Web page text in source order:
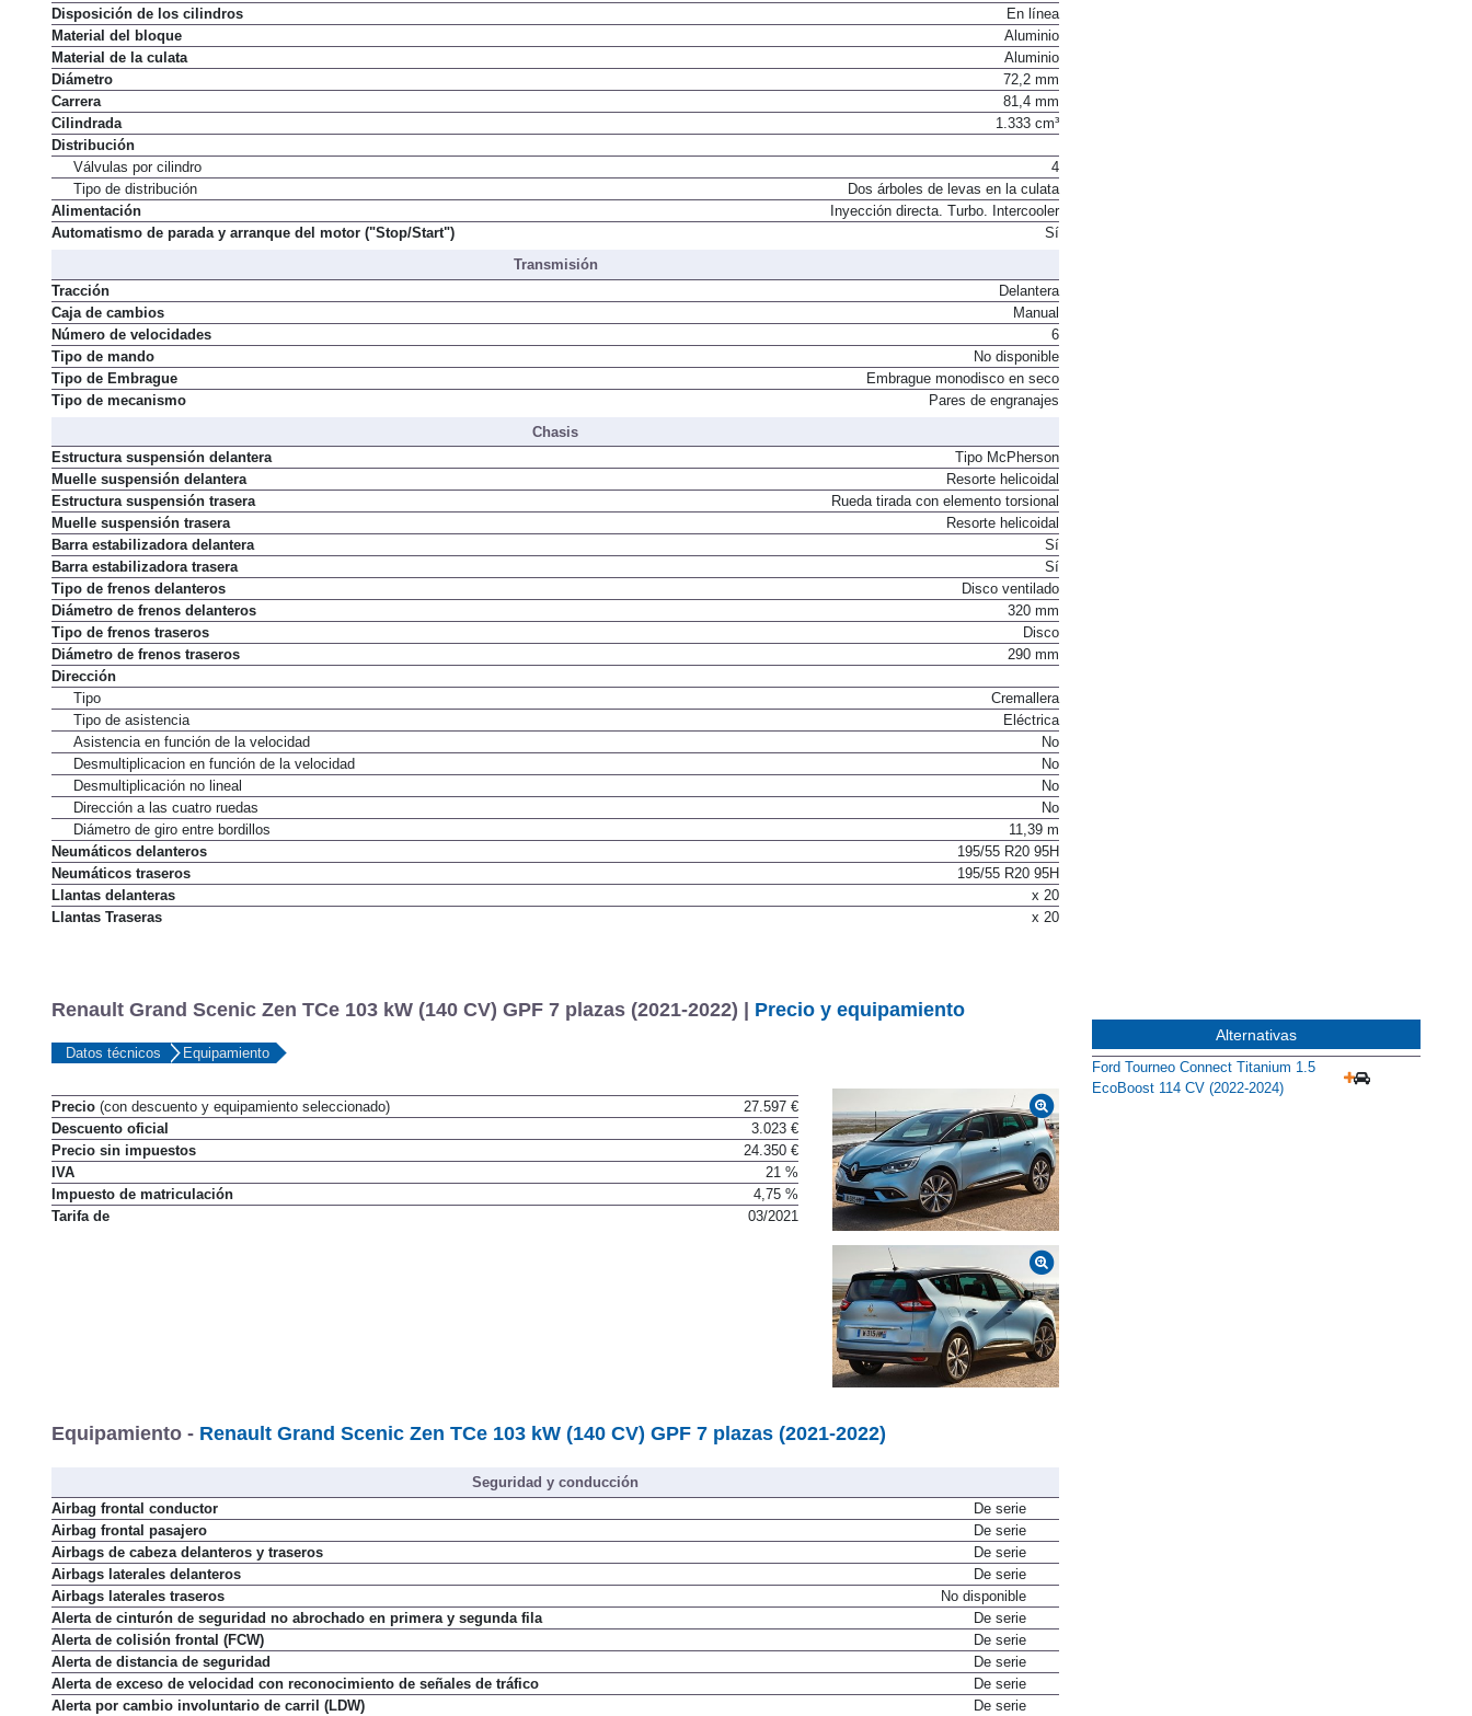
Número de cilindros
4
Disposición de los cilindros
En línea
Material del bloque
Aluminio
Material de la culata
Aluminio
Diámetro
72,2 mm
Carrera
81,4 mm
Cilindrada
Distribución
Válvulas por cilindro
4
Tipo de distribución
Dos árboles de levas en la culata
Alimentación
Inyección directa. Turbo. Intercooler
Transmisión
Tracción
Delantera
Caja de cambios
Manual
Número de velocidades
6
Tipo de mando
No disponible
Tipo de Embrague
Embrague monodisco en seco
Chasis
Estructura suspensión delantera
Tipo McPherson
Muelle suspensión delantera
Resorte helicoidal
Estructura suspensión trasera
Rueda tirada con elemento torsional
Muelle suspensión trasera
Resorte helicoidal
Barra estabilizadora delantera
Sí
Barra estabilizadora trasera
Sí
Tipo de frenos delanteros
Disco ventilado
Diámetro de frenos delanteros
320 mm
Tipo de frenos traseros
Disco
Diámetro de frenos traseros
Dirección
Tipo
Cremallera
Tipo de asistencia
Eléctrica
Asistencia en función de la velocidad
No
Desmultiplicacion en función de la velocidad
No
Desmultiplicación no lineal
No
Dirección a las cuatro ruedas
No
Diámetro de giro entre bordillos
11,39 m
Neumáticos delanteros
195/55 R20 95H
Neumáticos traseros
195/55 R20 95H
Llantas delanteras
x 20
Renault Grand Scenic Zen TCe 103 kW (140 CV) GPF 7 plazas (2021-2022) | Precio y equipamiento
Precio(con descuento y equipamiento seleccionado)
27.597 €
Descuento oficial
3.023 €
Precio sin impuestos
24.350 €
IVA
21 %
Impuesto de matriculación
4,75 %
Equipamiento - Renault Grand Scenic Zen TCe 103 kW (140 CV) GPF 7 plazas (2021-2022)
Seguridad y conducción
Airbag frontal conductor
De serie
Airbag frontal pasajero
De serie
Airbags de cabeza delanteros y traseros
De serie
Airbags laterales delanteros
De serie
Airbags laterales traseros
No disponible
Alerta de cinturón de seguridad no abrochado en primera y segunda fila
De serie
Alerta de colisión frontal (FCW)
De serie
Alerta de distancia de seguridad
De serie
Alerta de exceso de velocidad con reconocimiento de señales de tráfico
De serie
Alternativas
Ford Tourneo Connect Titanium 1.5